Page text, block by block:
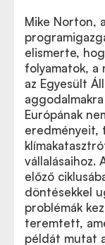
Mike Norton,
elismerte,
folyamatok, a
az Egyesült
Európának
eredményeit,
vállalásaihoz.
előző
döntésekkel
problémák
teremtett,
példát mutat